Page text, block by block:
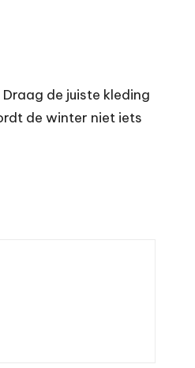
de juiste kleding
de winter niet iets